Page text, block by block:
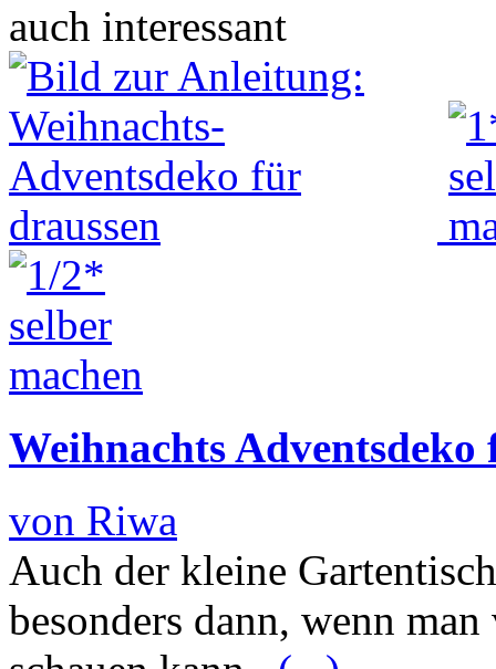
auch interessant
Weihnachts Adventsdeko
von Riwa
Auch der kleine
besonders dann, wenn